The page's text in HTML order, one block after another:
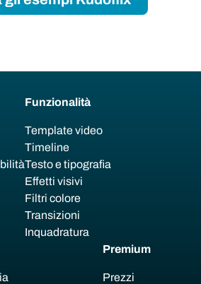
Funzionalità
Template video
Timeline
Testo e tipografia
Effetti visivi
Filtri colore
Transizioni
Inquadratura
Premium
Prezzi